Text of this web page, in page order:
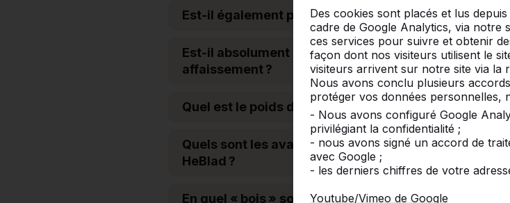
Des cookies sont placés et lus
cadre de Google Analytics, via notre
ces services pour suivre et obtenir
façon dont nos visiteurs utilisent le
visiteurs arrivent sur notre site via la
Nous avons conclu plusieurs
protéger vos données personnelles,
- Nous avons configuré Google
privilégiant la confidentialité ;
- nous avons signé un accord de
avec Google ;
- les derniers chiffres de votre
Youtube/Vimeo de Google
Est-il également possible d’appliquer une publicité
Est-il absolument nécessaire d’avoir une surface
affaissement ?
Quel est le poids des tables et bancs en béton ?
Quels sont les avantages d’une plaque de fond en
HeBlad ?
En quel « bois » sont fabriquées les planches